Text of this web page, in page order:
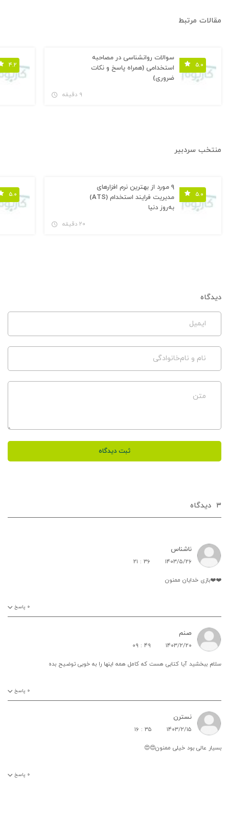
مقالات مرتبط
۵.۰
سوالات روانشناسی در مصاحبه
استخدامی (همراه پاسخ و نکات
ضروری)
۹ دقیقه
۴.۲
منتخب سردبیر
۵.۰
۹ مورد از بهترین نرم افزارهای
مدیریت فرایند استخدام (ATS)
به‌روز دنیا
۲۰ دقیقه
۵.۰
دیدگاه
ایمیل
نام و نام‌خانوادگی
متن
ثبت دیدگاه
۳ دیدگاه‌
ناشناس
۱۴۰۳/۵/۲۶ ۲۱ : ۳۶
❤️❤️بازی خدایان ممنون
۰ پاسخ
صنم
۱۴۰۳/۲/۲۰ ۰۹ : ۴۹
سلام ببخشید آیا کتابی هست که کامل همه اینها را به خوبی توضیح بده
۰ پاسخ
نسترن
۱۴۰۳/۲/۱۵ ۱۶ : ۳۵
بسیار عالی بود خیلی ممنون😍😍
۰ پاسخ